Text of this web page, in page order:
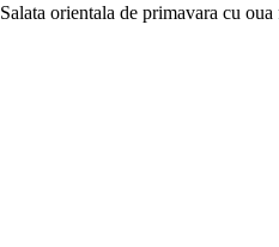
Salata orientala de primavara cu